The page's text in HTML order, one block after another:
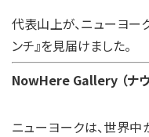
代表山上が、ニューヨー
ンチ』を見届けました。
NowHere Gallery （ナウ
ニューヨークは、世界